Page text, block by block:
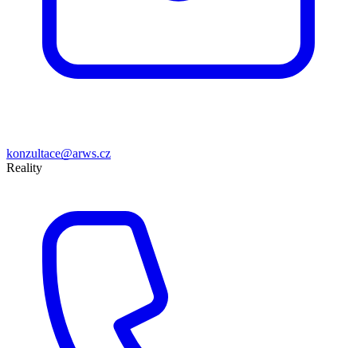
konzultace@arws.cz
Reality